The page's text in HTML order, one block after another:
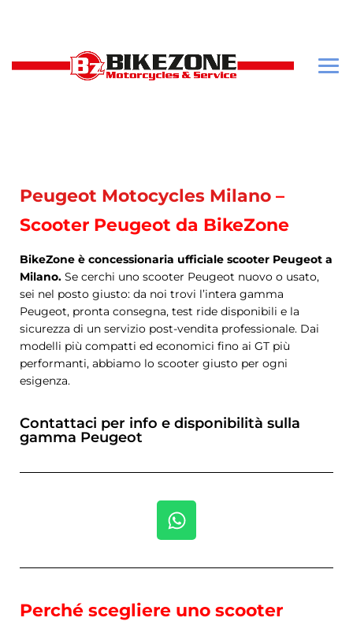
Peugeot Motocycles Milano –
Scooter Peugeot da BikeZone
BikeZone è concessionaria ufficiale scooter Peugeot a
Milano. Se cerchi uno scooter Peugeot nuovo o usato,
sei nel posto giusto: da noi trovi l’intera gamma
Peugeot, pronta consegna, test ride disponibili e la
sicurezza di un servizio post-vendita professionale. Dai
modelli più compatti ed economici fino ai GT più
performanti, abbiamo lo scooter giusto per ogni
esigenza.
Contattaci per info e disponibilità sulla
gamma Peugeot
Perché scegliere uno scooter